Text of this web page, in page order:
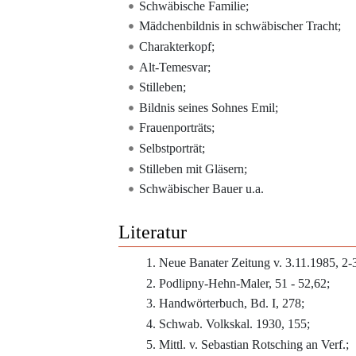
Schwäbische Familie;
Mädchenbildnis in schwäbischer Tracht;
Charakterkopf;
Alt-Temesvar;
Stilleben;
Bildnis seines Sohnes Emil;
Frauenporträts;
Selbstporträt;
Stilleben mit Gläsern;
Schwäbischer Bauer u.a.
Literatur
Neue Banater Zeitung v. 3.11.1985, 2-
Podlipny-Hehn-Maler, 51 - 52,62;
Handwörterbuch, Bd. I, 278;
Schwab. Volkskal. 1930, 155;
Mittl. v. Sebastian Rotsching an Verf.;